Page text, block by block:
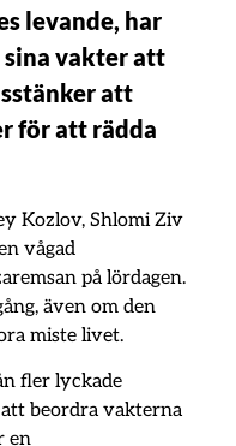
levande, har
vakter att
att
för att rädda
Kozlov, Shlomi Ziv
vågad
på lördagen.
även om den
miste livet.
fler lyckade
beordra vakterna
en